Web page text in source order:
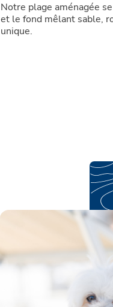
Notre plage aménagée
et le fond mêlant sable,
unique.